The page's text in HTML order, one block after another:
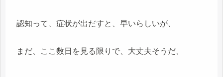
認知って、症状が出だすと、早いらしいが、
まだ、ここ数日を見る限りで、大丈夫そうだ、